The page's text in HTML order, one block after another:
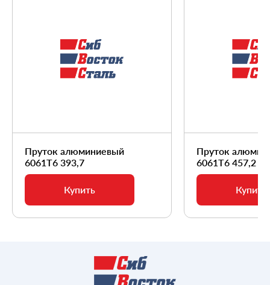
Пруток алюминиевый
6061Т6 393,7
Купить
Пруток
6061Т6 457,2
Купить